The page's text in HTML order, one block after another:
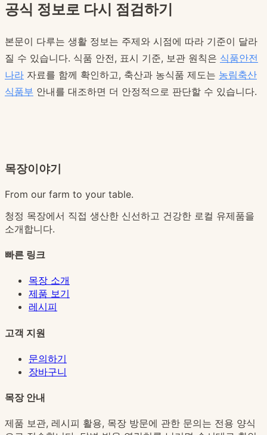
공식 정보로 다시 점검하기
본문이 다루는 생활 정보는 주제와 시점에 따라 기준이 달라
질 수 있습니다. 식품 안전, 표시 기준, 보관 원칙은 식품안전
나라 자료를 함께 확인하고, 축산과 농식품 제도는 농림축산
식품부 안내를 대조하면 더 안정적으로 판단할 수 있습니다.
목장이야기
From our farm to your table.
청정 목장에서 직접 생산한 신선하고 건강한 로컬 유제품을
소개합니다.
빠른 링크
목장 소개
제품 보기
레시피
고객 지원
문의하기
장바구니
목장 안내
제품 보관, 레시피 활용, 목장 방문에 관한 문의는 전용 양식